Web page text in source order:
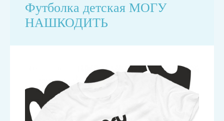
Футболка детская МОГУ
НАШКОДИТЬ